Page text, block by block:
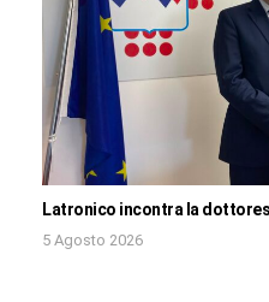
Latronico incontra la
5 Agosto 2026